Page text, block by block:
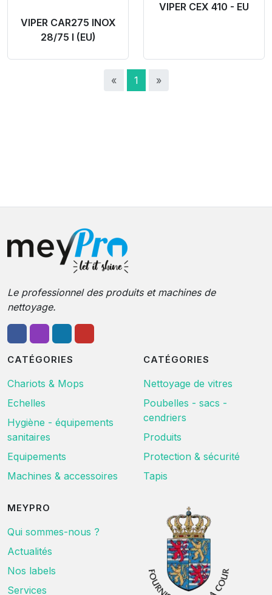
VIPER CAR275 INOX
28/75 l (EU)
VIPER CEX 410 - EU
« 1 »
Le professionnel des produits et machines de
nettoyage.
CATÉGORIES
Chariots & Mops
Echelles
Hygiène - équipements
sanitaires
Equipements
Machines & accessoires
CATÉGORIES
Nettoyage de vitres
Poubelles - sacs -
cendriers
Produits
Protection & sécurité
Tapis
MEYPRO
Qui sommes-nous ?
Actualités
Nos labels
Services